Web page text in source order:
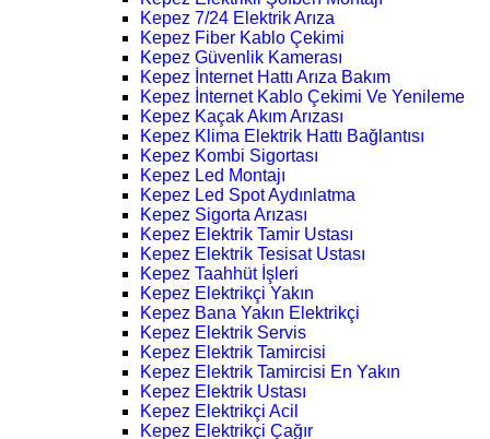
Kepez 7/24 Elektrik Arıza
Kepez Fiber Kablo Çekimi
Kepez Güvenlik Kamerası
Kepez İnternet Hattı Arıza Bakım
Kepez İnternet Kablo Çekimi Ve Yenileme
Kepez Kaçak Akım Arızası
Kepez Klima Elektrik Hattı Bağlantısı
Kepez Kombi Sigortası
Kepez Led Montajı
Kepez Led Spot Aydınlatma
Kepez Sigorta Arızası
Kepez Elektrik Tamir Ustası
Kepez Elektrik Tesisat Ustası
Kepez Taahhüt İşleri
Kepez Elektrikçi Yakın
Kepez Bana Yakın Elektrikçi
Kepez Elektrik Servis
Kepez Elektrik Tamircisi
Kepez Elektrik Tamircisi En Yakın
Kepez Elektrik Ustası
Kepez Elektrikçi Acil
Kepez Elektrikçi Çağır